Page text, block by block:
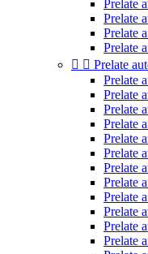
Prelate
Prelate
Prelate
Prelate
  Prelate
Prelate
Prelate
Prelate
Prelate
Prelate
Prelate
Prelate
Prelate
Prelate
Prelate
Prelate
Prelate